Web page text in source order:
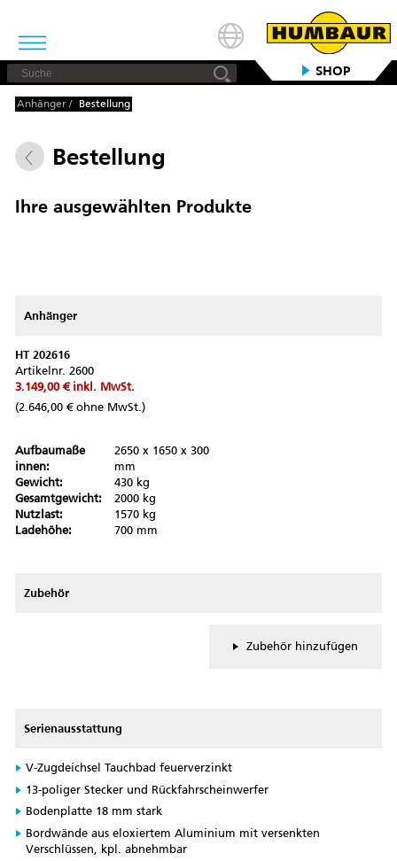
SHOP
Anhänger / Bestellung
Bestellung
Ihre ausgewählten Produkte
Anhänger
HT 202616
Artikelnr. 2600
3.149,00 € inkl. MwSt.
(2.646,00 € ohne MwSt.)
Aufbaumaße
innen:
2650 x 1650 x 300
mm
Gewicht:
430 kg
Gesamtgewicht:
2000 kg
Nutzlast:
1570 kg
Ladehöhe:
700 mm
Zubehör
Zubehör hinzufügen
Serienausstattung
V-Zugdeichsel Tauchbad feuerverzinkt
13-poliger Stecker und Rückfahrscheinwerfer
Bodenplatte 18 mm stark
Bordwände aus eloxiertem Aluminium mit versenkten
Verschlüssen, kpl. abnehmbar